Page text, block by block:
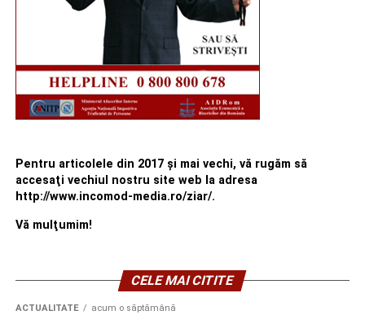
Pentru articolele din 2017 şi mai vechi, vă rugăm să
accesaţi vechiul nostru site web la adresa
http://www.incomod-media.ro/ziar/.
Vă mulţumim!
CELE MAI CITITE
ACTUALITATE acum o săptămână